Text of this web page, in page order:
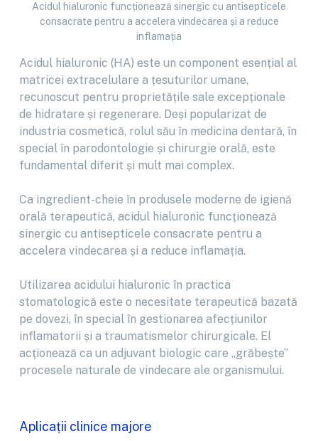
Acidul hialuronic funcționează sinergic cu antisepticele
consacrate pentru a accelera vindecarea și a reduce
inflamația
Acidul hialuronic (HA) este un component esențial al
matricei extracelulare a țesuturilor umane,
recunoscut pentru proprietățile sale excepționale
de hidratare și regenerare. Deși popularizat de
industria cosmetică, rolul său în medicina dentară, în
special în parodontologie și chirurgie orală, este
fundamental diferit și mult mai complex.
Ca ingredient-cheie în produsele moderne de igienă
orală terapeutică, acidul hialuronic funcționează
sinergic cu antisepticele consacrate pentru a
accelera vindecarea și a reduce inflamația.
Utilizarea acidului hialuronic în practica
stomatologică este o necesitate terapeutică bazată
pe dovezi, în special în gestionarea afecțiunilor
inflamatorii și a traumatismelor chirurgicale. El
acționează ca un adjuvant biologic care „grăbește”
procesele naturale de vindecare ale organismului.
Aplicații clinice majore